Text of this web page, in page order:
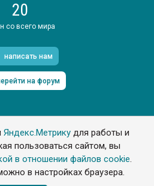
Яндекс.Метрику для работы и
пользоваться сайтом, вы
в отношении файлов cookie.
в настройках браузера.
20
со всего мира
написать нам
на форум
2006. Все права защищены
материалов сайта с обязательной
на www.e-plastic.ru
сайта